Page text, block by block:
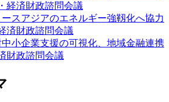
・ 経済財政諮問会議
ースアジアのエネルギー強靱化へ協力
済財政諮問会議
中小企業支援の可視化、地域金融連携
財政諮問会議